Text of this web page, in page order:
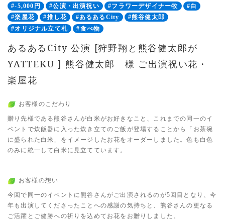
#-5,000円 #公演・出演祝い #フラワーデザイナー牧
#白
#楽屋花
#推し花 #あるあるCity
#熊谷健太郎
#オリジナル立て札
#食べ物
あるあるCity 公演 [狩野翔と熊谷健太郎が
YATTEKU ] 熊谷健太郎 様 ご出演祝い花・
楽屋花
お客様のこだわり
贈り先様である熊谷さんが白米がお好きなこと、これまでの同一のイ
ベントで炊飯器に入った炊き立てのご飯が登場することから「お茶碗
に盛られた白米」をイメージしたお花をオーダーしました。色も白色
のみに統一して白米に見立てています。
お客様の想い
今回で同一のイベントに熊谷さんがご出演されるのが5回目となり、今
年も出演してくださったことへの感謝の気持ちと、熊谷さんの更なる
ご活躍とご健勝への祈りを込めてお花をお贈りしました。